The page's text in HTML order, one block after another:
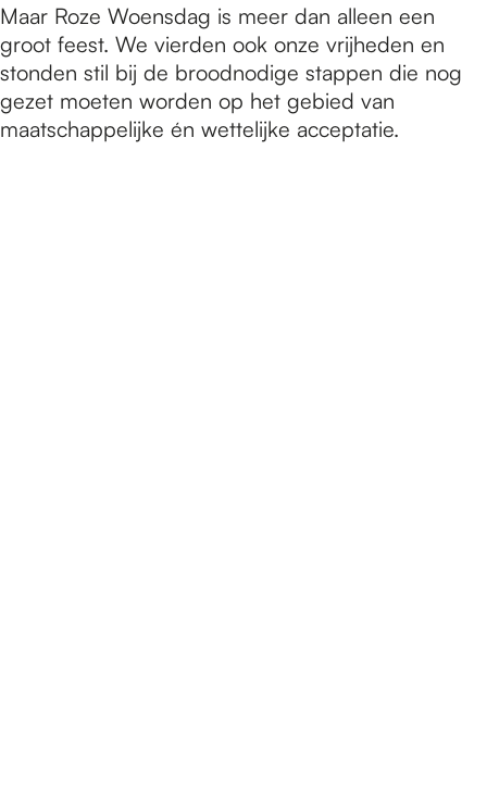
Maar Roze Woensdag is meer dan alleen een
groot feest. We vierden ook onze vrijheden en
stonden stil bij de broodnodige stappen die nog
gezet moeten worden op het gebied van
maatschappelijke én wettelijke acceptatie.